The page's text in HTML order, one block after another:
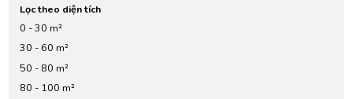
Lọc theo diện tích
0 - 30 m²
30 - 60 m²
50 - 80 m²
80 - 100 m²